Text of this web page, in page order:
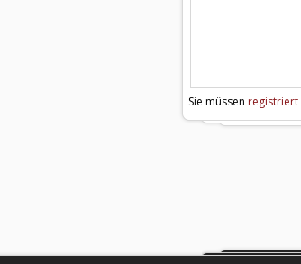
Sie müssen registriert